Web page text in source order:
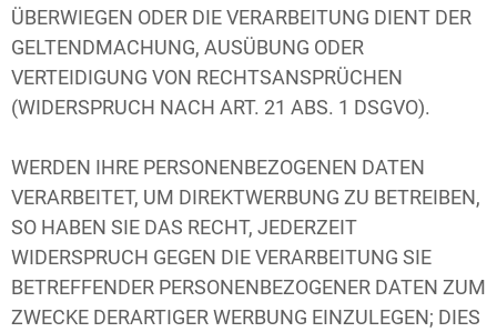
ÜBERWIEGEN ODER DIE VERARBEITUNG DIENT DER
GELTENDMACHUNG, AUSÜBUNG ODER
VERTEIDIGUNG VON RECHTSANSPRÜCHEN
(WIDERSPRUCH NACH ART. 21 ABS. 1 DSGVO).
WERDEN IHRE PERSONENBEZOGENEN DATEN
VERARBEITET, UM DIREKTWERBUNG ZU BETREIBEN,
SO HABEN SIE DAS RECHT, JEDERZEIT
WIDERSPRUCH GEGEN DIE VERARBEITUNG SIE
BETREFFENDER PERSONENBEZOGENER DATEN ZUM
ZWECKE DERARTIGER WERBUNG EINZULEGEN; DIES